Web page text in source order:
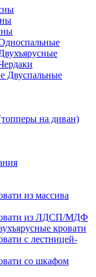
Двуспальные
на диван)
из массива
из ЛДСП/МДФ
кровати
с лестницей-
со шкафом